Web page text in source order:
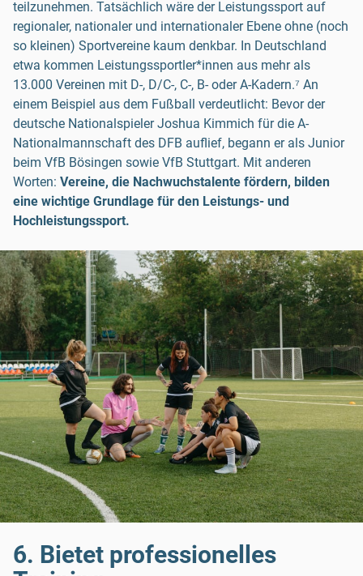
teilzunehmen. Tatsächlich wäre der Leistungssport auf
regionaler, nationaler und internationaler Ebene ohne (noch
so kleinen) Sportvereine kaum denkbar. In Deutschland
etwa kommen Leistungssportler*innen aus mehr als
13.000 Vereinen mit D-, D/C-, C-, B- oder A-Kadern.⁷ An
einem Beispiel aus dem Fußball verdeutlicht: Bevor der
deutsche Nationalspieler Joshua Kimmich für die A-
Nationalmannschaft des DFB auflief, begann er als Junior
beim VfB Bösingen sowie VfB Stuttgart. Mit anderen
Worten: Vereine, die Nachwuchstalente fördern, bilden
eine wichtige Grundlage für den Leistungs- und
Hochleistungssport.
6. Bietet professionelles